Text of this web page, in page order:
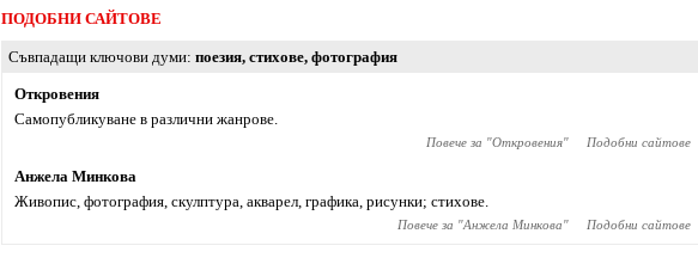
ПОДОБНИ САЙТОВЕ
Съвпадащи ключови думи поезия, стихове, фотография
Откровения
Самопубликуване в различни жанрове.
Повече за "Откровения" Подобни сайтове
Анжела Минкова
Живопис, фотография, скулптура, акварел, графика, рисунки; стихове.
Повече за "Анжела Минкова" Подобни сайтове